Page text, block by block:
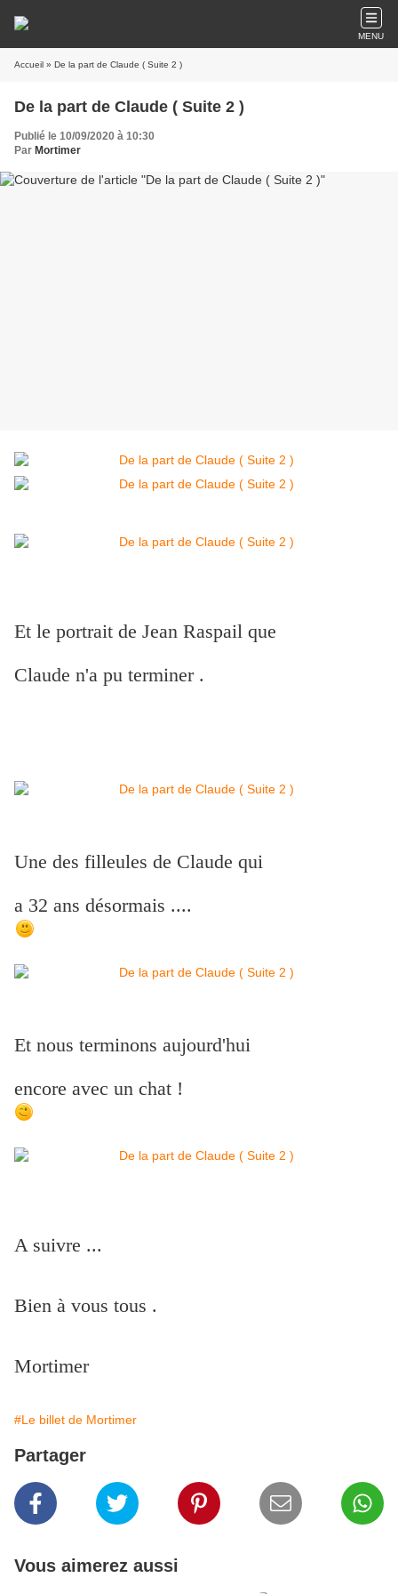
MENU
Accueil » De la part de Claude ( Suite 2 )
De la part de Claude ( Suite 2 )
Publié le 10/09/2020 à 10:30
Par Mortimer
Et le portrait de Jean Raspail que
Claude n'a pu terminer .
Une des filleules de Claude qui
a 32 ans désormais ....
Et nous terminons aujourd'hui
encore avec un chat !
A suivre ...
Bien à vous tous .
Mortimer
#Le billet de Mortimer
Partager
Vous aimerez aussi